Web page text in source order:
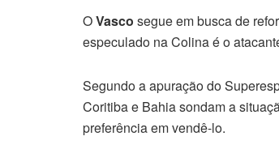
OVasco segue em busca de
especulado na Colina é o
Segundo a apuração do
Coritiba e Bahia sondam a
preferência em vendê-lo.